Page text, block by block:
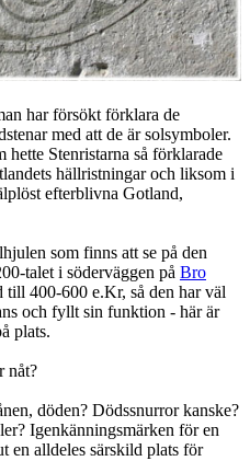
har försökt förklara de
med att de är solsymboler.
Stenristarna så förklarade
hällristningar och liksom i
efterblivna Gotland,
som finns att se på den
talet i söderväggen på Bro
till 400-600 e.Kr, så den har väl
och fyllt sin funktion - här är
plats.
nåt?
döden? Dödssnurror kanske?
Igenkänningsmärken för en
en alldeles särskild plats för